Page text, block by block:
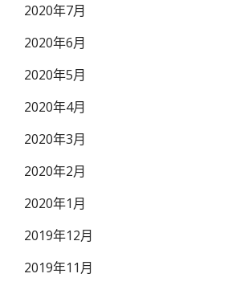
2020年7月
2020年6月
2020年5月
2020年4月
2020年3月
2020年2月
2020年1月
2019年12月
2019年11月